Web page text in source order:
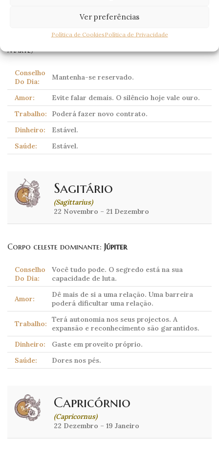
Ver preferências
Política de CookiesPolítica de Privacidade
Corpo celeste dominante:Plutão(tradicionalmente
Marte)
Conselho
Do Dia:
Mantenha-se reservado.
Amor:
Evite falar demais. O silêncio hoje vale ouro.
Trabalho:
Poderá fazer novo contrato.
Dinheiro:
Estável.
Saúde:
Estável.
Sagitário
(Sagittarius)
22 Novembro – 21 Dezembro
Corpo celeste dominante: Júpiter
Conselho
Do Dia:
Você tudo pode. O segredo está na sua
capacidade de luta.
Amor:
Dê mais de si a uma relação. Uma barreira
poderá dificultar uma relação.
Trabalho:
Terá autonomia nos seus projectos. A
expansão e reconhecimento são garantidos.
Dinheiro:
Gaste em proveito próprio.
Saúde:
Dores nos pés.
Capricórnio
(Capricornus)
22 Dezembro – 19 Janeiro